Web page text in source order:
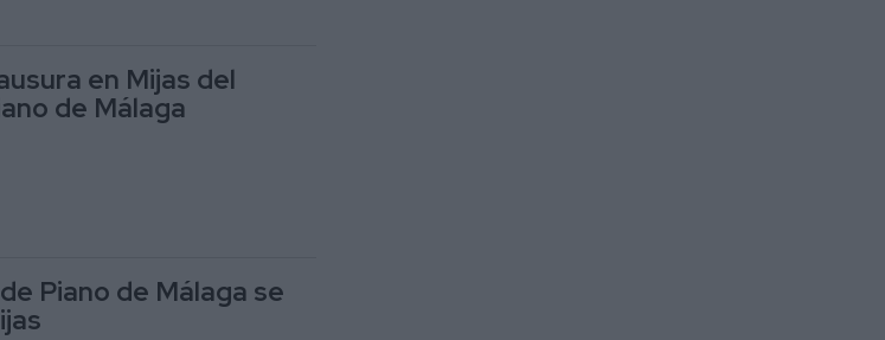
en Mijas del
de Málaga
Piano de Málaga se